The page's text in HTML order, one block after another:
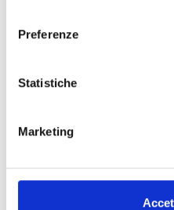
Preferenze
Statistiche
Marketing